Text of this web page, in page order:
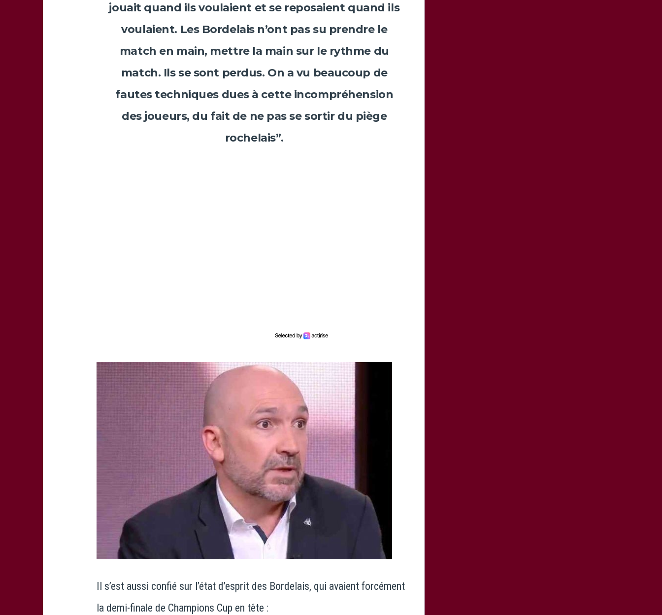
jouait quand ils voulaient et se reposaient quand ils
voulaient. Les Bordelais n’ont pas su prendre le
match en main, mettre la main sur le rythme du
match. Ils se sont perdus. On a vu beaucoup de
fautes techniques dues à cette incompréhension
des joueurs, du fait de ne pas se sortir du piège
rochelais”.
Il s’est aussi confié sur l’état d’esprit des Bordelais, qui avaient forcément
la demi-finale de Champions Cup en tête :